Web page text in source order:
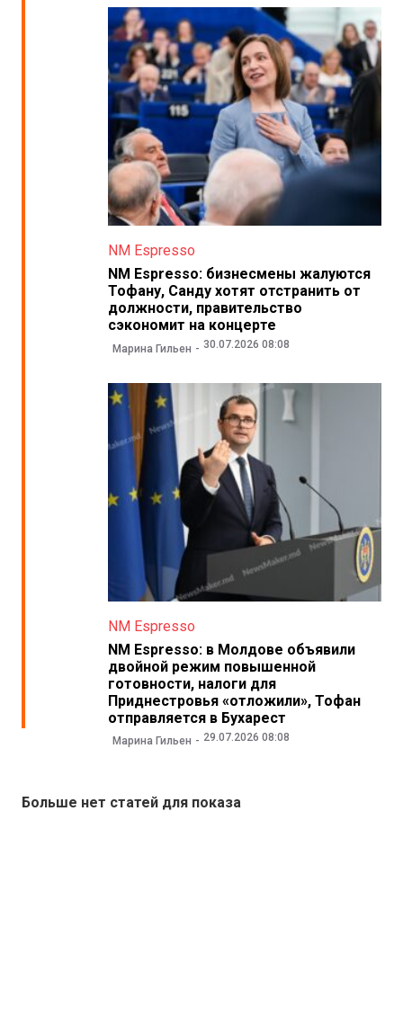
NM Espresso
NM Espresso: бизнесмены жалуются
Тофану, Санду хотят отстранить от
должности, правительство
сэкономит на концерте
Марина Гильен 30.07.2026 08:08
NM Espresso
NM Espresso: в Молдове объявили
двойной режим повышенной
готовности, налоги для
Приднестровья «отложили», Тофан
отправляется в Бухарест
Марина Гильен 29.07.2026 08:08
Больше нет статей для показа